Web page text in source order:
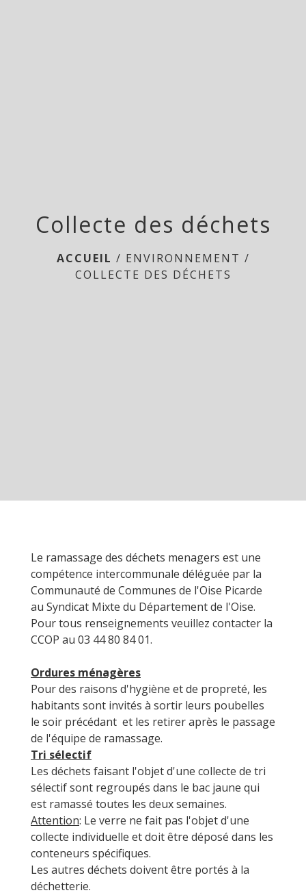
Collecte des déchets
ACCUEIL / ENVIRONNEMENT /
COLLECTE DES DÉCHETS
Le ramassage des déchets menagers est une
compétence intercommunale déléguée par la
Communauté de Communes de l'Oise Picarde
au Syndicat Mixte du Département de l'Oise.
Pour tous renseignements veuillez contacter la
CCOP au 03 44 80 84 01.
Ordures ménagères
Pour des raisons d'hygiène et de propreté, les
habitants sont invités à sortir leurs poubelles
le soir précédant et les retirer après le passage
de l'équipe de ramassage.
Tri sélectif
Les déchets faisant l'objet d'une collecte de tri
sélectif sont regroupés dans le bac jaune qui
est ramassé toutes les deux semaines.
Attention: Le verre ne fait pas l'objet d'une
collecte individuelle et doit être déposé dans les
conteneurs spécifiques.
Les autres déchets doivent être portés à la
déchetterie.